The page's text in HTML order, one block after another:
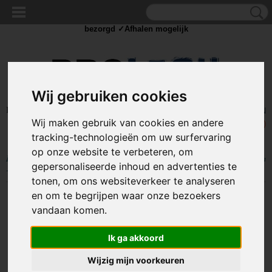
Wij gebruiken cookies
Wij maken gebruik van cookies en andere
tracking-technologieën om uw surfervaring
op onze website te verbeteren, om
gepersonaliseerde inhoud en advertenties te
tonen, om ons websiteverkeer te analyseren
en om te begrijpen waar onze bezoekers
vandaan komen.
Ik ga akkoord
Wijzig mijn voorkeuren
Inloggen
UW WINKELWAGEN
Geen producten
(0)
Home >OUTDOOR>Karabijnhaken >Karabijnhaak / carabiner 6x60mm
- Twistlock
bezorgd ✓Afhalen mogelijk